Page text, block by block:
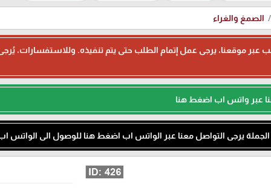
الصمغ والغراء
طلب عبر موقعنا، يرجى عمل إتمام الطلب حتى يتم تنفيذه. وللاستفسارات،
عبر واتس اب اضغط هنا
الجملة يرجى التواصل معنا عبر الواتس اب اضغط هنا للوصول الى الواتس